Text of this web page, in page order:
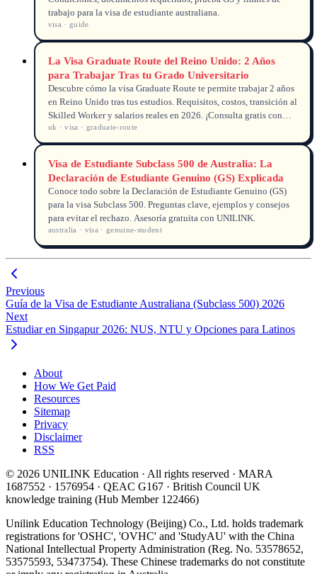
trabajo para la visa de estudiante australiana.
visa · guide
La Visa Graduate Route del Reino Unido: 2 Años
para Trabajar Tras tu Grado Universitario
Descubre cómo la visa Graduate Route te permite trabajar 2 años
en Reino Unido tras tus estudios. Requisitos, costos, transición al
Skilled Worker y salarios reales en 2026. ¡Consulta gratis con
UNILINK!
uk · visa · graduate-route
Visa de Estudiante Subclass 500 de Australia: La
Declaración de Estudiante Genuino (GS) Explicada
Conoce todo sobre la Declaración de Estudiante Genuino (GS)
para la visa Subclass 500. Preguntas clave, ejemplos y consejos
para evitar el rechazo. Asesoría gratuita con UNILINK.
australia · visa · genuine-student
Previous
Guía de la Visa de Estudiante Australiana (Subclass 500) 2026
Next
Estudiar en Singapur 2026: NUS, NTU y Opciones para Latinos
About
How We Get Paid
Resources
Sitemap
Privacy
Disclaimer
RSS
© 2026 UNILINK Education · All rights reserved · MARA
1687552 · 1576954 · QEAC G167 · British Council UK
knowledge training (Hub Member 122466)
Unilink Education Technology (Beijing) Co., Ltd. holds trademark
registrations for 'OSHC', 'OVHC' and 'StudyAU' with the China
National Intellectual Property Administration (Reg. No. 53578652,
53575593, 53473754). These Chinese trademarks do not constitute